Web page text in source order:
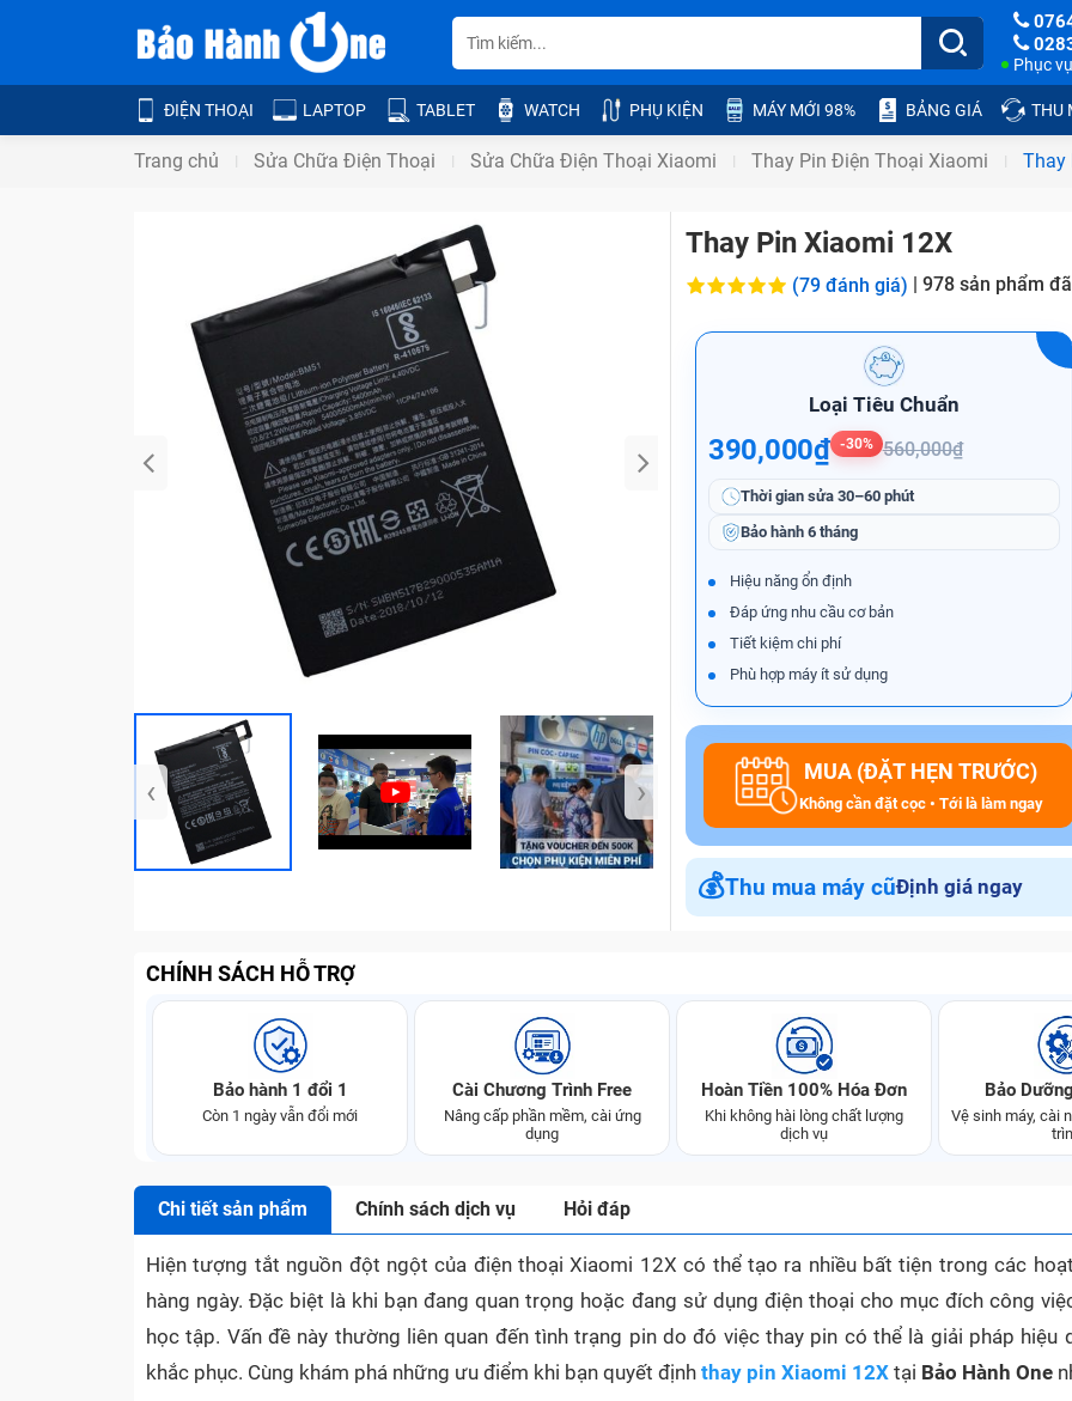
Phục
ĐIỆN THOẠI LAPTOP TABLET WATCH PHỤ KIỆN MÁY MỚI 98% BẢNG GIÁ THU
Trang chủ Sửa Chữa Điện Thoại Sửa Chữa Điện Thoại Xiaomi Thay Pin Điện Thoại Xiaomi Thay
Bảo Hành One
‹ ›
Thay Pin Xiaomi 12X
(79 đánh giá) | 978 sản phẩm
Loại Tiêu Chuẩn
390,000₫ -30% 560,000₫
Thời gian sửa 30–60 phút
Bảo hành 6 tháng
Hiệu năng ổn định
Đáp ứng nhu cầu cơ bản
Tiết kiệm chi phí
Phù hợp máy ít sử dụng
MUA (ĐẶT HẸN TRƯỚC)
Không cần đặt cọc • Tới là làm ngay
💰Thu mua máy cũĐịnh giá ngay
CHÍNH SÁCH HỖ TRỢ
Bảo hành 1 đổi 1
Còn 1 ngày vẫn đổi mới
Cài Chương Trình Free
Nâng cấp phần mềm, cài ứng
dụng
Hoàn Tiền 100% Hóa Đơn
Khi không hài lòng chất lượng
dịch vụ
Bảo
Vệ sinh máy, cài
Chi tiết sản phẩm Chính sách dịch vụ Hỏi đáp
Hiện tượng tắt nguồn đột ngột của điện thoại Xiaomi 12X có thể tạo ra nhiều bất tiện trong các
hàng ngày. Đặc biệt là khi bạn đang quan trọng hoặc đang sử dụng điện thoại cho mục đích công
học tập. Vấn đề này thường liên quan đến tình trạng pin do đó việc thay pin có thể là giải pháp hiệu
khắc phục. Cùng khám phá những ưu điểm khi bạn quyết định thay pin Xiaomi 12X tại Bảo Hành One